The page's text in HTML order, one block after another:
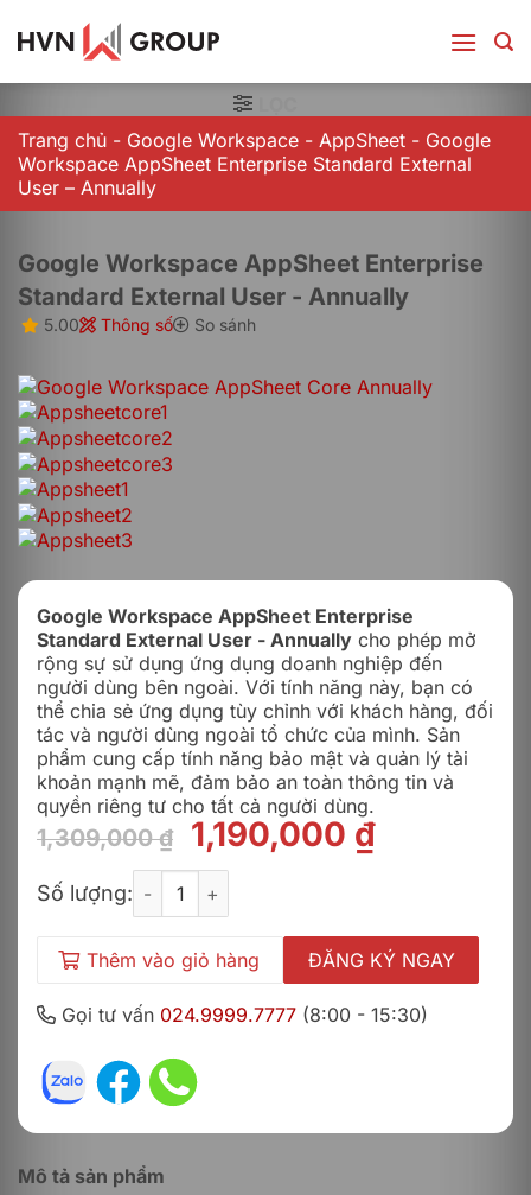
qua
nội
dung
Trang chủ - Google Workspace - AppSheet - Google
Workspace AppSheet Enterprise Standard External
User – Annually
Google Workspace AppSheet Enterprise
Standard External User - Annually
5.00 Thông số So sánh
Google Workspace AppSheet Enterprise
Standard External User - Annually cho phép mở
rộng sự sử dụng ứng dụng doanh nghiệp đến
người dùng bên ngoài. Với tính năng này, bạn có
thể chia sẻ ứng dụng tùy chỉnh với khách hàng, đối
tác và người dùng ngoài tổ chức của mình. Sản
phẩm cung cấp tính năng bảo mật và quản lý tài
khoản mạnh mẽ, đảm bảo an toàn thông tin và
quyền riêng tư cho tất cả người dùng.
1,309,000₫
Giá
gốc
là:
1,309,000 ₫.
1,190,000 ₫Giá
là:
Số lượng:
Thêm vào giỏ hàng ĐĂNG KÝ NGAY
Gọi tư vấn 024.9999.7777 (8:00 - 15:30)
Mô tả sản phẩm